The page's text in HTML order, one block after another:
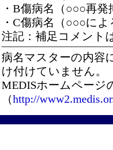
・B傷病名（○○○再
・C傷病名（○○○に
注記：補足コメント
病名マスターの内容
け付けていません。
MEDISホームページ
（http://